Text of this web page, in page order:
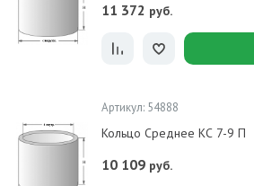
11 372 руб.
Артикул: 54888
Кольцо Среднее КС 7-9 П
10 109 руб.